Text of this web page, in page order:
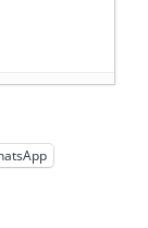
ianuarie